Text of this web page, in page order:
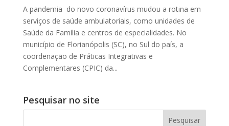
A pandemia do novo coronavírus mudou a rotina em
serviços de saúde ambulatoriais, como unidades de
Saúde da Família e centros de especialidades. No
município de Florianópolis (SC), no Sul do país, a
coordenação de Práticas Integrativas e
Complementares (CPIC) da...
Pesquisar no site